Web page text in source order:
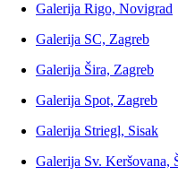
Galerija Rigo, Novigrad
Galerija SC, Zagreb
Galerija Šira, Zagreb
Galerija Spot, Zagreb
Galerija Striegl, Sisak
Galerija Sv. Keršovana,